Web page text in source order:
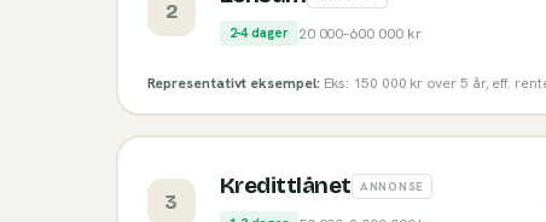
2
2-4 dager 20 000–600 000kr
Representativt eksempel: Eks: 150 000 kr over 5 år, eff.
3
Kredittlånet ANNONSE